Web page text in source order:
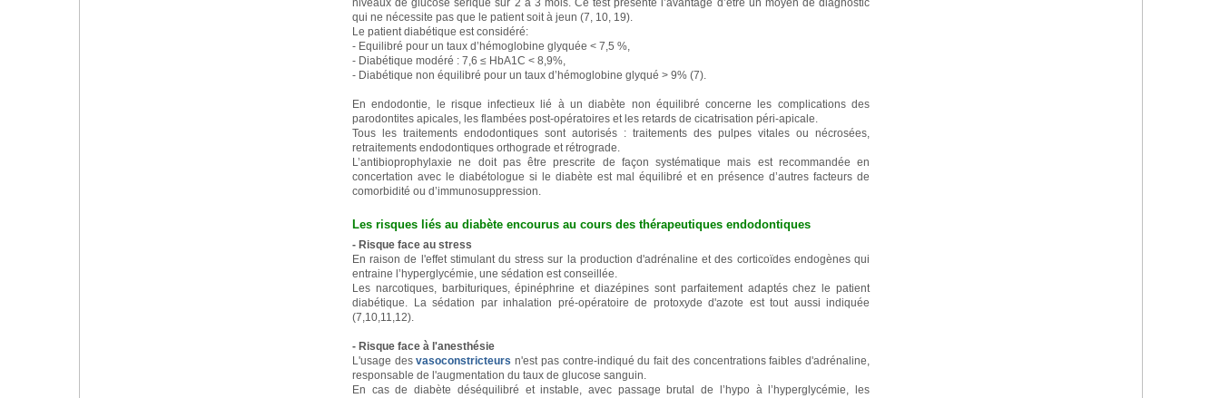
qui ne nécessite pas que le patient soit à jeun (7, 10, 19).
Le patient diabétique est considéré:
- Equilibré pour un taux d’hémoglobine glyquée < 7,5 %,
- Diabétique modéré : 7,6 ≤ HbA1C < 8,9%,
- Diabétique non équilibré pour un taux d’hémoglobine glyqué > 9% (7).
En endodontie, le risque infectieux lié à un diabète non équilibré concerne les complications des
parodontites apicales, les flambées post-opératoires et les retards de cicatrisation péri-apicale.
Tous les traitements endodontiques sont autorisés : traitements des pulpes vitales ou nécrosées,
retraitements endodontiques orthograde et rétrograde.
L’antibioprophylaxie ne doit pas être prescrite de façon systématique mais est recommandée en
concertation avec le diabétologue si le diabète est mal équilibré et en présence d’autres facteurs de
comorbidité ou d’immunosuppression.
Les risques liés au diabète encourus au cours des thérapeutiques endodontiques
- Risque face au stress
En raison de l'effet stimulant du stress sur la production d'adrénaline et des corticoïdes endogènes qui
entraine l’hyperglycémie, une sédation est conseillée.
Les narcotiques, barbituriques, épinéphrine et diazépines sont parfaitement adaptés chez le patient
diabétique. La sédation par inhalation pré-opératoire de protoxyde d'azote est tout aussi indiquée
(7,10,11,12).
- Risque face à l'anesthésie
L'usage desvasoconstricteurs n'est pas contre-indiqué du fait des concentrations faibles d'adrénaline,
responsable de l'augmentation du taux de glucose sanguin.
En cas de diabète déséquilibré et instable, avec passage brutal de l’hypo à l’hyperglycémie, les